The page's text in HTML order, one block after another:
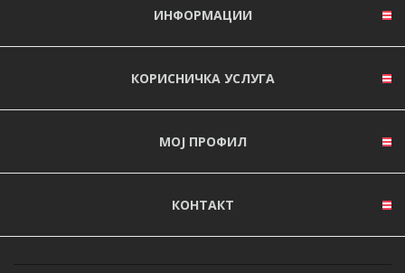
ИНФОРМАЦИИ
КОРИСНИЧКА УСЛУГА
МОЈ ПРОФИЛ
КОНТАКТ